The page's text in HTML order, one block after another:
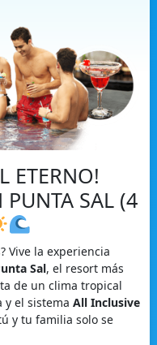
ETERNO!
PUNTA SAL (4
Vive la experiencia
Sal, el resort más
de un clima tropical
y el sistema All Inclusive
y tu familia solo se